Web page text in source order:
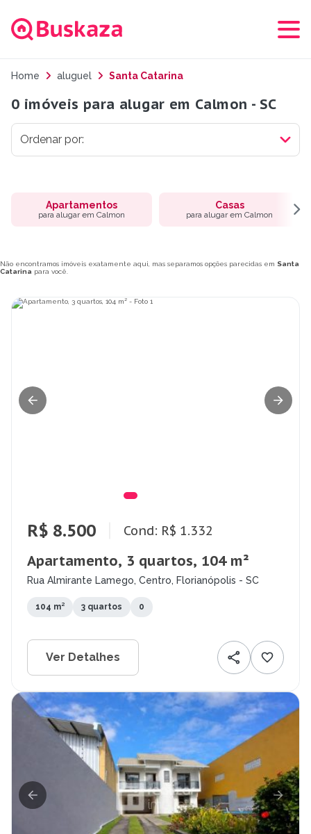
Home aluguel Santa Catarina
0 imóveis para alugar em Calmon - SC
Apartamentos
para alugar em Calmon
Casas
para alugar em Calmon
Não encontramos imóveis exatamente aqui, mas separamos opções parecidas em Santa
Catarina para você.
R$ 8.500 Cond: R$ 1.332
Apartamento, 3 quartos, 104 m²
Rua Almirante Lamego, Centro, Florianópolis - SC
104 m² 3 quartos 0
Ver Detalhes